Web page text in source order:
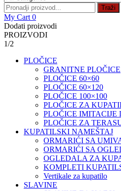
Traži
My Cart 0
Dodati proizvodi
PROIZVODI
1/2
PLOČICE
GRANITNE PLOČICE
PLOČICE 60×60
PLOČICE 60×120
PLOČICE 100×100
PLOČICE ZA
PLOČICE IMITACIJE
PLOČICE ZA
KUPATILSKI NAMEŠTAJ
ORMARIĆI SA
ORMARIĆI SA
OGLEDALA ZA
KOMPLETI
Vertikale za kupatilo
SLAVINE